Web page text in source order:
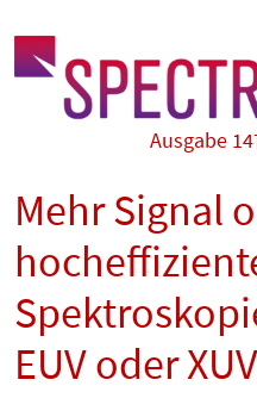
Ausgabe
Mehr Signal
EUV oder XUV